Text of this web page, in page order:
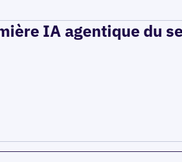
IA agentique du